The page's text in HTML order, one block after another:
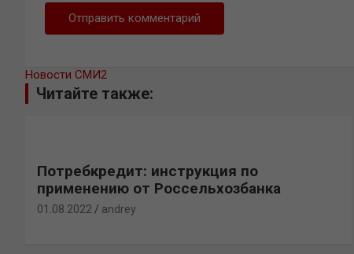
Новости СМИ2
Читайте также:
Потребкредит: инструкция по
применению от Россельхозбанка
01.08.2022 andrey